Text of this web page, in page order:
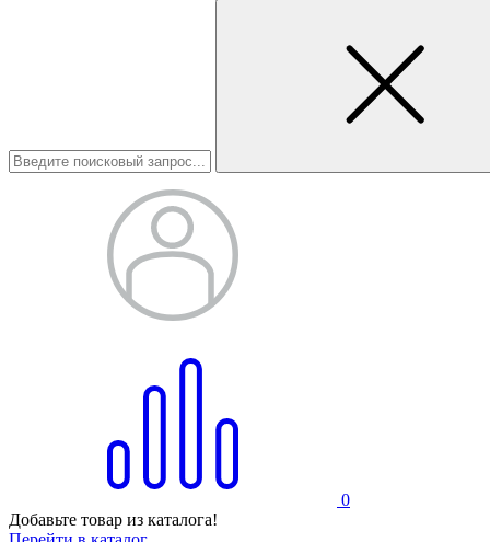
0
Добавьте товар из каталога!